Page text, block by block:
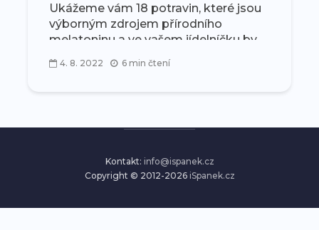
Ukážeme vám 18 potravin, které jsou
výborným zdrojem přírodního
melatoninu a ve vašem jídelníčku by
4. 8. 2022 6 min čtení
Kontakt: info@ispanek.cz
Copyright © 2012-2026 iSpanek.cz